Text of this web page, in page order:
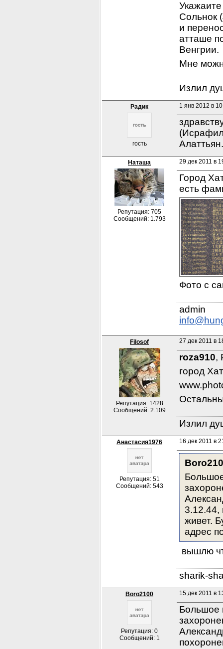
Сольнок
и
атташе
Венгрии.
Мне
Излил
Радик
гость
1 янв 2012 в
Алаттьян.
Наташа
Репутация: 705
Сообщений: 1.793
29 дек 2011 в
Город
есть
Фото с
Filosof
Репутация: 1428
Сообщений: 2.109
27 дек 2011 в
roza910,
город
Излил
Анастасия1976
Репутация: 51
Сообщений: 543
16 дек 2011 в
3.12.44,
живет.
адрес
вышлю
sharik-
Boro2100
Репутация: 0
Сообщений: 1
15 дек 2011 в
Большое